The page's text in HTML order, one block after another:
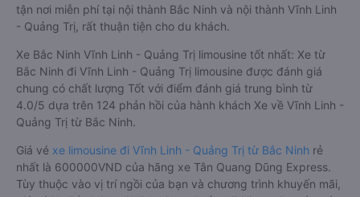
tận nơi miễn phí tại nội thành Bắc Ninh và nội thành Vĩnh Linh
- Quảng Trị, rất thuận tiện cho du khách.
Xe Bắc Ninh Vĩnh Linh - Quảng Trị limousine tốt nhất: Xe từ
Bắc Ninh đi Vĩnh Linh - Quảng Trị limousine được đánh giá
chung có chất lượng Tốt với điểm đánh giá trung bình từ
4.0/5 dựa trên 124 phản hồi của hành khách Xe về Vĩnh Linh -
Quảng Trị từ Bắc Ninh.
Giá vé xe limousine đi Vĩnh Linh - Quảng Trị từ Bắc Ninh rẻ
nhất là 600000VND của hãng xe Tân Quang Dũng Express.
Tùy thuộc vào vị trí ngồi của bạn và chương trình khuyến mãi,